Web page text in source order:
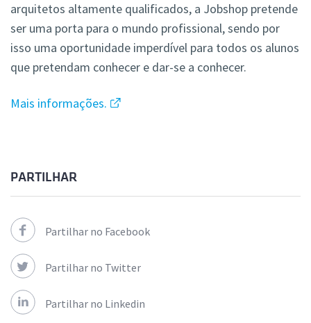
arquitetos altamente qualificados, a Jobshop pretende
ser uma porta para o mundo profissional, sendo por
isso uma oportunidade imperdível para todos os alunos
que pretendam conhecer e dar-se a conhecer.
Mais informações.
PARTILHAR
Partilhar no Facebook
Partilhar no Twitter
Partilhar no Linkedin